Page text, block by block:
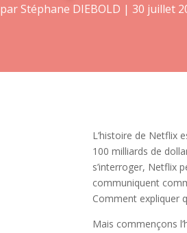
parStéphane DIEBOLD |30 juillet
L’histoire de Netflix
100 milliards de
s’interroger, Netflix
communiquent
Comment expliquer
Mais commençons